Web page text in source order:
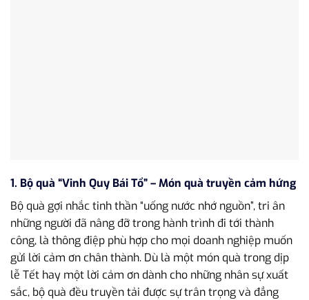
1. Bộ quà “Vinh Quy Bái Tổ” – Món quà truyền cảm hứng
Bộ quà gợi nhắc tinh thần “uống nước nhớ nguồn”, tri ân
những người đã nâng đỡ trong hành trình đi tới thành
công, là thông điệp phù hợp cho mọi doanh nghiệp muốn
gửi lời cảm ơn chân thành. Dù là một món quà trong dịp
lễ Tết hay một lời cảm ơn dành cho những nhân sự xuất
sắc, bộ quà đều truyền tải được sự trân trọng và đẳng